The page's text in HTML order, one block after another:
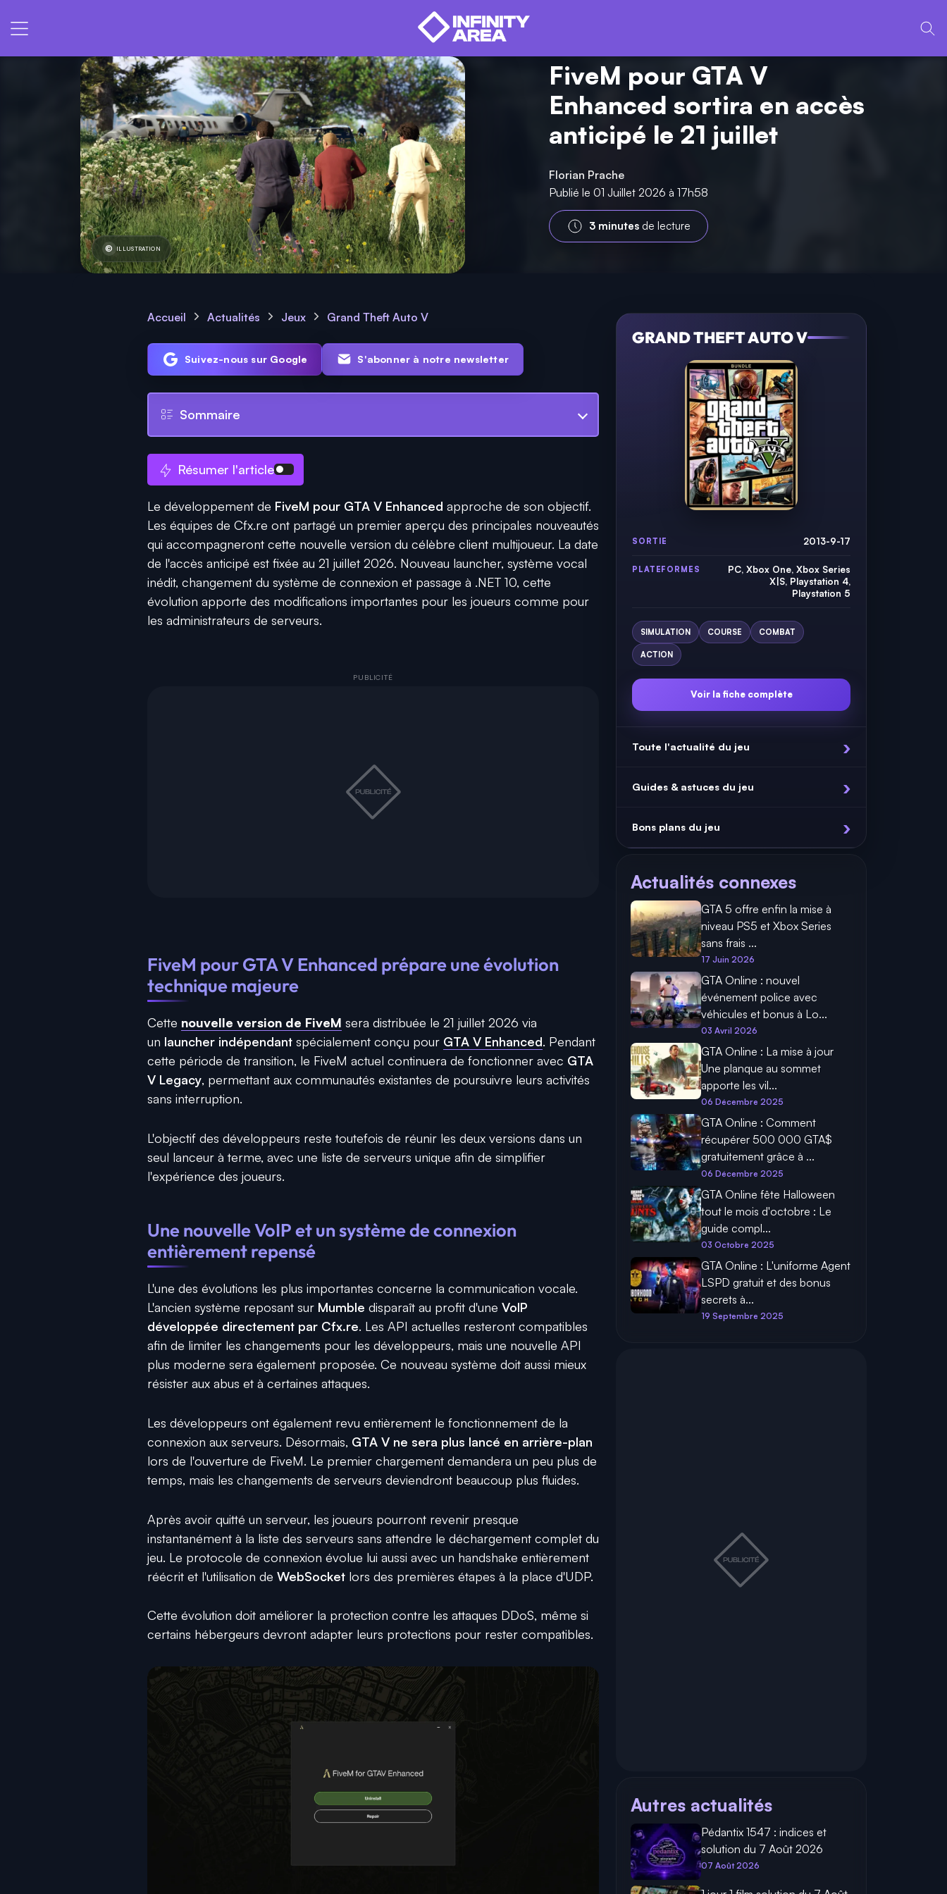
ILLUSTRATION
FiveM pour GTA V
Enhanced sortira en accès
anticipé le 21 juillet
Florian Prache
Publié le 01 Juillet 2026 à 17h58
3 minutes de lecture
Accueil Actualités Jeux Grand Theft Auto V
Suivez-nous sur Google S'abonner à notre newsletter
Sommaire
Résumer l'article
Le développement de FiveM pour GTA V Enhanced approche de son objectif.
Les équipes de Cfx.re ont partagé un premier aperçu des principales nouveautés
qui accompagneront cette nouvelle version du célèbre client multijoueur. La date
de l'accès anticipé est fixée au 21 juillet 2026. Nouveau launcher, système vocal
inédit, changement du système de connexion et passage à .NET 10, cette
évolution apporte des modifications importantes pour les joueurs comme pour
les administrateurs de serveurs.
FiveM pour GTA V Enhanced prépare une évolution
technique majeure
Cette nouvelle version de FiveM sera distribuée le 21 juillet 2026 via
un launcher indépendant spécialement conçu pour GTA V Enhanced. Pendant
cette période de transition, le FiveM actuel continuera de fonctionner avec GTA
V Legacy, permettant aux communautés existantes de poursuivre leurs activités
sans interruption.
L'objectif des développeurs reste toutefois de réunir les deux versions dans un
seul lanceur à terme, avec une liste de serveurs unique afin de simplifier
l'expérience des joueurs.
Une nouvelle VoIP et un système de connexion
entièrement repensé
L'une des évolutions les plus importantes concerne la communication vocale.
L'ancien système reposant sur Mumble disparaît au profit d'une VoIP
développée directement par Cfx.re. Les API actuelles resteront compatibles
afin de limiter les changements pour les développeurs, mais une nouvelle API
plus moderne sera également proposée. Ce nouveau système doit aussi mieux
résister aux abus et à certaines attaques.
Les développeurs ont également revu entièrement le fonctionnement de la
connexion aux serveurs. Désormais, GTA V ne sera plus lancé en arrière-plan
lors de l'ouverture de FiveM. Le premier chargement demandera un peu plus de
temps, mais les changements de serveurs deviendront beaucoup plus fluides.
Après avoir quitté un serveur, les joueurs pourront revenir presque
instantanément à la liste des serveurs sans attendre le déchargement complet du
jeu. Le protocole de connexion évolue lui aussi avec un handshake entièrement
réécrit et l'utilisation de WebSocket lors des premières étapes à la place d'UDP.
Cette évolution doit améliorer la protection contre les attaques DDoS, même si
certains hébergeurs devront adapter leurs protections pour rester compatibles.
GRAND THEFT AUTO V
SORTIE 2013-9-17
PLATEFORMES
PC, Xbox One, Xbox Series
X|S, Playstation 4,
Playstation 5
SIMULATION COURSE COMBAT
ACTION
Voir la fiche complète
Toute l'actualité du jeu
Guides & astuces du jeu
Bons plans du jeu
Actualités connexes
GTA 5 offre enfin la mise à
niveau PS5 et Xbox Series
sans frais ...
17 Juin 2026
GTA Online : nouvel
événement police avec
véhicules et bonus à Lo...
03 Avril 2026
GTA Online : La mise à jour
Une planque au sommet
apporte les vil...
06 Décembre 2025
GTA Online : Comment
récupérer 500 000 GTA$
gratuitement grâce à ...
06 Décembre 2025
GTA Online fête Halloween
tout le mois d'octobre : Le
guide compl...
03 Octobre 2025
GTA Online : L'uniforme Agent
LSPD gratuit et des bonus
secrets à...
19 Septembre 2025
Autres actualités
Pédantix 1547 : indices et
solution du 7 Août 2026
07 Août 2026